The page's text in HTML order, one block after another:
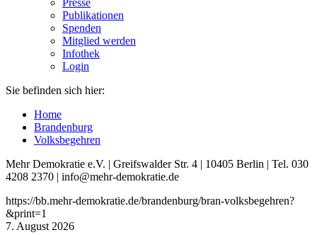
Publikationen
Spenden
Mitglied werden
Infothek
Login
Sie befinden sich hier:
Home
Brandenburg
Volksbegehren
Mehr Demokratie e.V. | Greifswalder Str. 4 | 10405 Berlin | Tel. 030
4208 2370 | info@mehr-demokratie.de
https://bb.mehr-demokratie.de/brandenburg/bran-volksbegehren?
&print=1
7. August 2026